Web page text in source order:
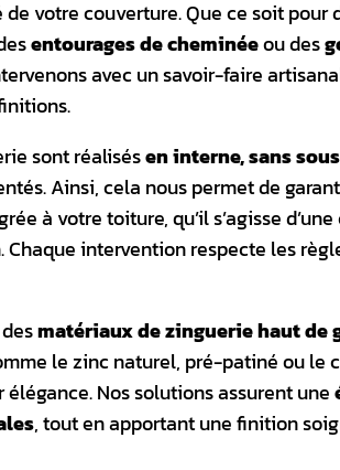
votre couverture. Que ce soit pour
entourages de cheminéeou des
avec un savoir-faire
sont réalisésen interne, sans
Ainsi, cela nous permet de
à votre toiture, qu’il s’agisse
Chaque intervention respecte les
matériaux de zinguerie haut de
le zinc naturel, pré-patiné ou le
Nos solutions assurent une
, tout en apportant une finition